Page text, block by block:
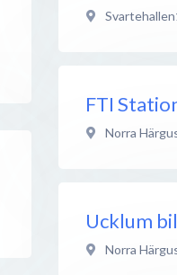
FTI
Norra
Ucklum
Norra